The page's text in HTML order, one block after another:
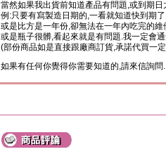
當然如果我出貨前知道產品有問題,或到期
例:只要有寫製造日期的,一看就知道快到期
或是比方是一年份,卻無法在一年內吃完的維
或是瓶子很髒,看起來就是有問題.我一定會
(部份商品如是直接跟廠商訂貨,承諾代買一
如果有任何你覺得你需要知道的,請來信詢問.